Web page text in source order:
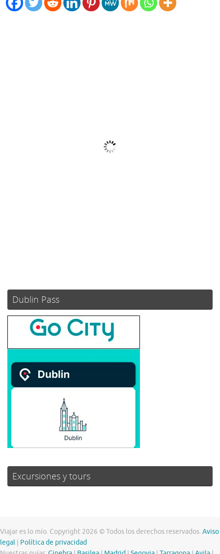
Nubes
Dublin Pass
Excursiones y tours
Viajar es lo mío. Copyright 2026 © Todos los derechos reservados.Aviso
legal
Política de privacidad